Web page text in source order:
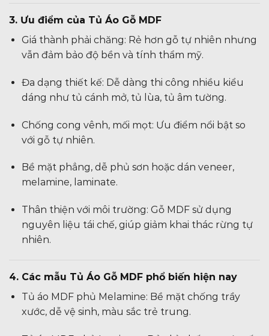
3. Ưu điểm của Tủ Áo Gỗ MDF
Giá thành phải chăng: Rẻ hơn gỗ tự nhiên nhưng
vẫn đảm bảo độ bền và tính thẩm mỹ.
Đa dạng thiết kế: Dễ dàng thi công nhiều kiểu
dáng như tủ cánh mở, tủ lùa, tủ âm tường.
Chống cong vênh, mối mọt: Ưu điểm nổi bật so
với gỗ tự nhiên.
Bề mặt phẳng, dễ phủ sơn hoặc dán veneer,
melamine, laminate.
Thân thiện với môi trường: Gỗ MDF sử dụng
nguyên liệu tái chế, giúp giảm khai thác rừng tự
nhiên.
4. Các mẫu Tủ Áo Gỗ MDF phổ biến hiện nay
Tủ áo MDF phủ Melamine: Bề mặt chống trầy
xước, dễ vệ sinh, màu sắc trẻ trung.